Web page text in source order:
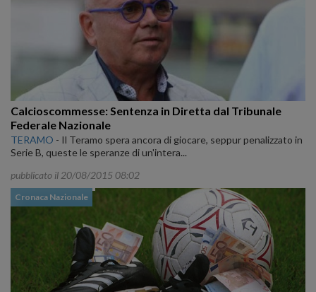
Calcioscommesse: Sentenza in Diretta dal Tribunale
Federale Nazionale
TERAMO - Il Teramo spera ancora di giocare, seppur penalizzato in
Serie B, queste le speranze di un'intera...
pubblicato il 20/08/2015 08:02
Cronaca Nazionale